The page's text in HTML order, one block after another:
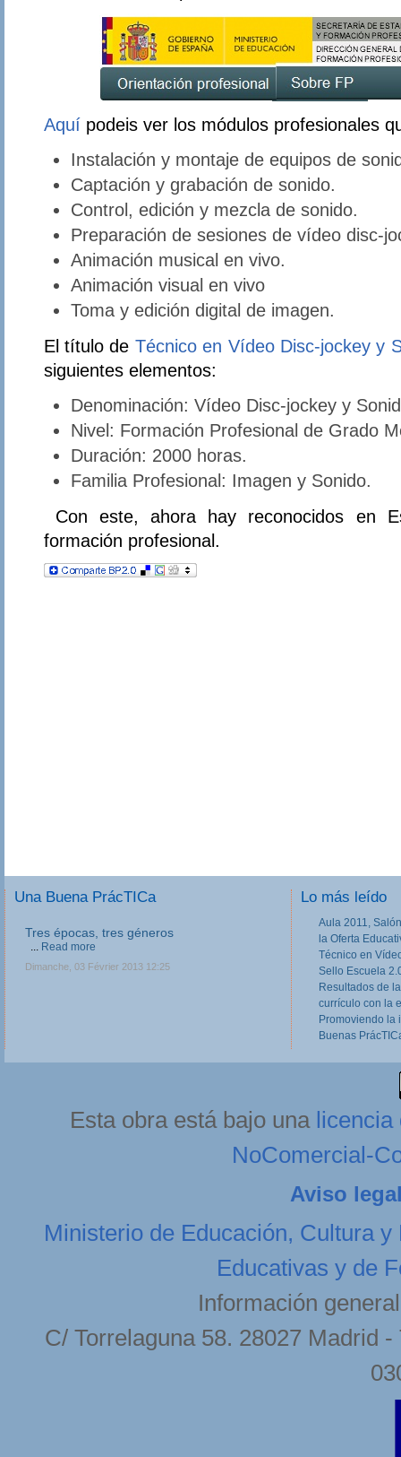
Aquí podeis ver los módulos profesionales
Instalación y montaje de equipos de
Captación y grabación de sonido.
Control, edición y mezcla de sonido.
Preparación de sesiones de vídeo disc-
Animación musical en vivo.
Animación visual en vivo
Toma y edición digital de imagen.
El título de Técnico en Vídeo Disc-jockey y
siguientes elementos:
Denominación: Vídeo Disc-jockey y
Nivel: Formación Profesional de Grado
Duración: 2000 horas.
Familia Profesional: Imagen y Sonido.
Con este, ahora hay reconocidos en
formación profesional.
Una Buena PrácTICa
Tres épocas, tres géneros
... Read more
Dimanche, 03 Février 2013 12:25
Lo más leído
Aula 2011,
la Oferta
Técnico en
Sello Escuela
Resultados de
currículo con la
Promoviendo la
Buenas
Esta obra está bajo una licencia
NoComercial-
Aviso
Ministerio de Educación, Cultura y
Educativas y de
Información
C/ Torrelaguna 58. 28027 Madrid